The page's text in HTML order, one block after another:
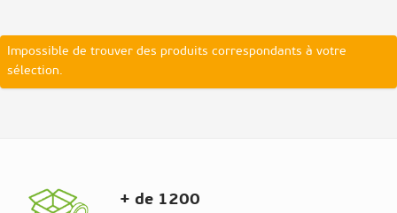
Impossible de trouver des produits correspondants à votre
sélection.
+ de 1200